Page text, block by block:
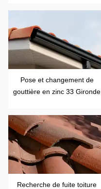
Pose et changement de
gouttière en zinc 33 Gironde
Recherche de fuite toiture